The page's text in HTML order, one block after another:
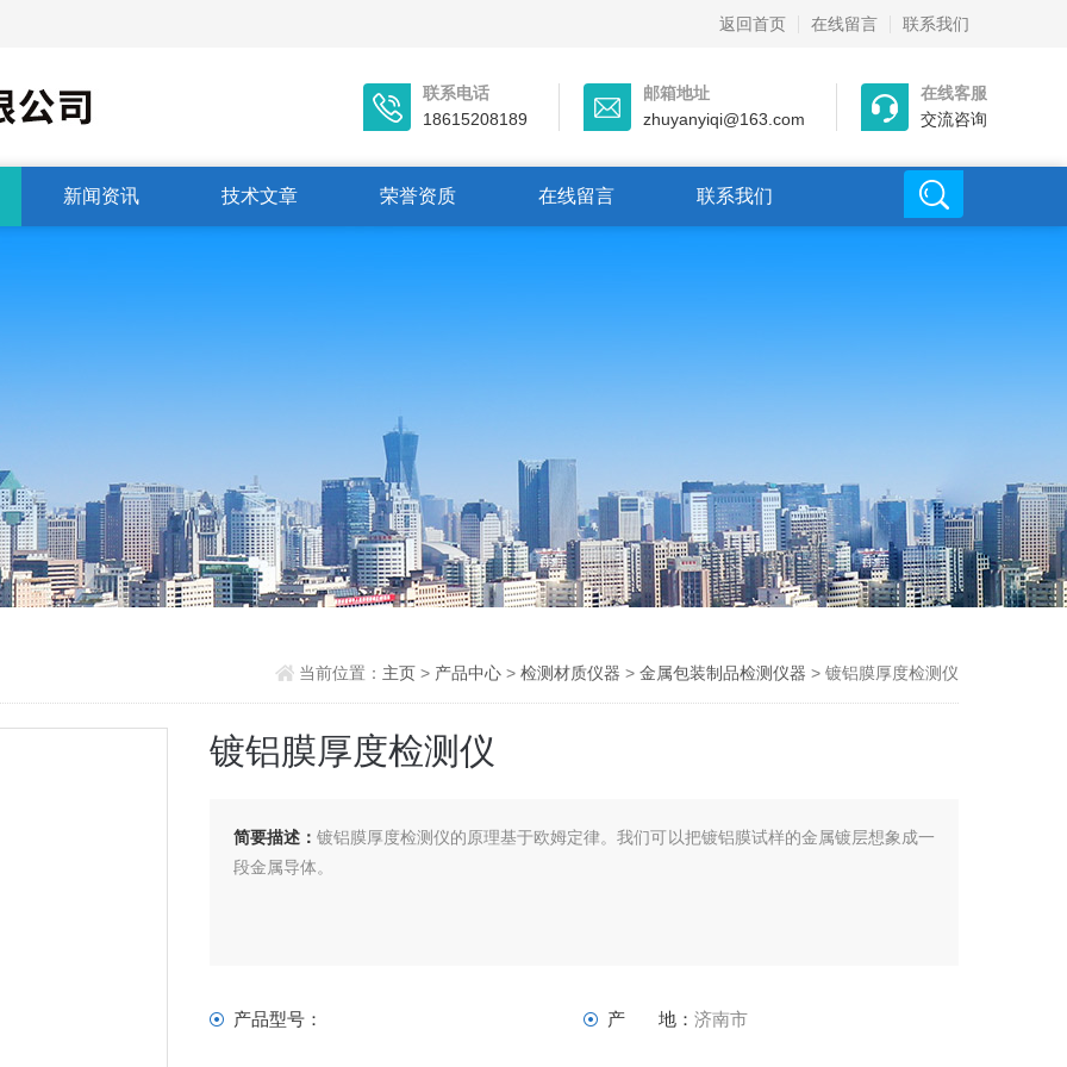
返回首页 在线留言 联系我们
联系电话
18615208189
邮箱地址
zhuyanyiqi@163.com
在线客服
交流咨询
新闻资讯 技术文章 荣誉资质 在线留言 联系我们
当前位置： 主页 > 产品中心> 检测材质仪器 > 金属包装制品检测仪器 > 镀铝膜厚度检测仪
镀铝膜厚度检测仪
简要描述：镀铝膜厚度检测仪的原理基于欧姆定律。我们可以把镀铝膜试样的金属镀层想象成一
段金属导体。
产品型号： 产 地：济南市